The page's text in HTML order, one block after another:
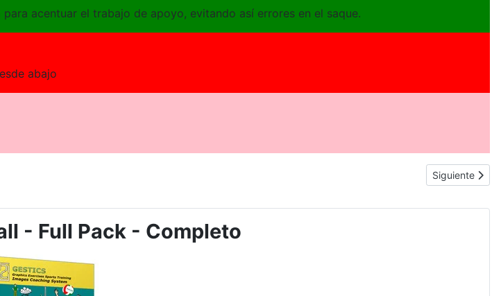
acentuar el trabajo de apoyo, evitando así errores en el saque.
abajo
en todas las posiciones Artículo
Siguiente
- Full Pack - Completo